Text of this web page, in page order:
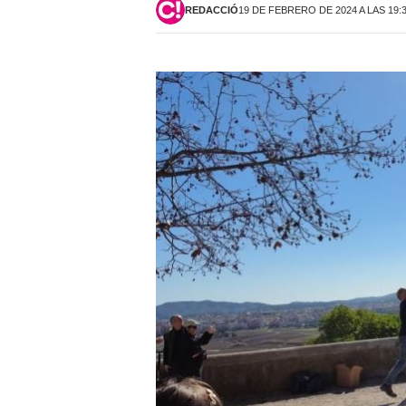
REDACCIÓ19 DE FEBRERO DE 2024 A LAS